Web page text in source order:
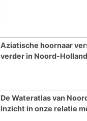
Aziatische hoornaar
verder in Noord-Holland
De Wateratlas van
inzicht in onze relatie